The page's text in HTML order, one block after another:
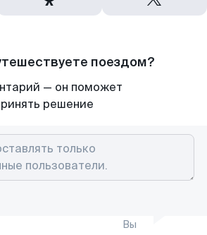
поездом?
— он поможет
решение
Вы